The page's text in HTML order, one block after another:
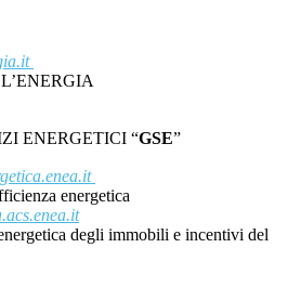
ENERGETICI “GSE”
energetica
degli immobili e incentivi del